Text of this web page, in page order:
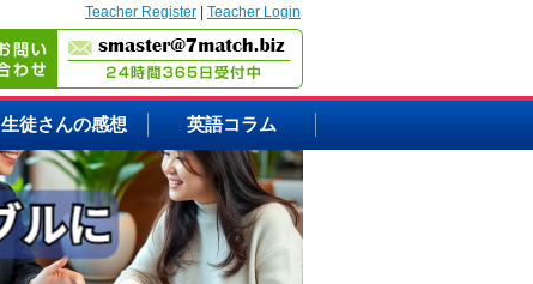
Teacher Register Teacher Login
生徒さんの感想 英語コラム